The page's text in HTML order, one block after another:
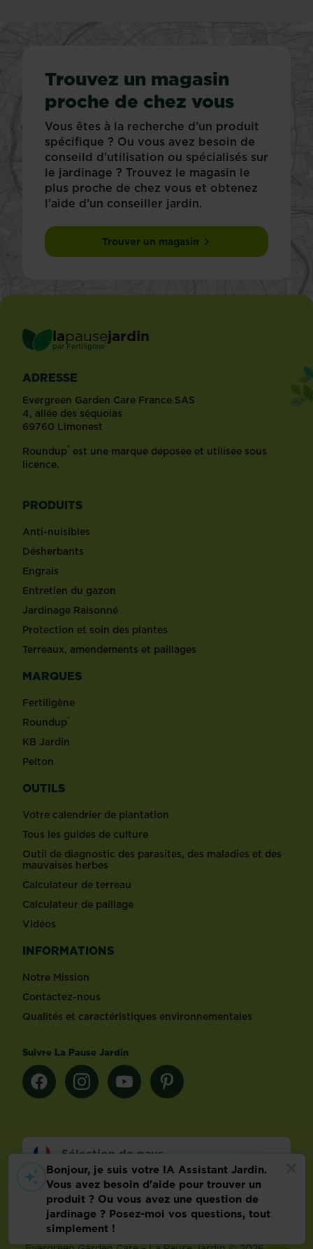
Trouvez un magasin
proche de chez vous
Vous êtes à la recherche d’un produit
spécifique ? Ou vous avez besoin de
conseild d’utilisation ou spécialisés sur
le jardinage ? Trouvez le magasin le
plus proche de chez vous et obtenez
l’aide d’un conseiller jardin.
Trouver un magasin
lapausejardin
par Fertiligène ®
ADRESSE
Evergreen Garden Care France SAS
4, allée des séquoias
69760 Limonest
Roundup® est une marque déposée et utilisée sous
licence.
PRODUITS
Anti-nuisibles
Désherbants
Engrais
Entretien du gazon
Jardinage Raisonné
Protection et soin des plantes
Terreaux, amendements et paillages
MARQUES
Fertiligène
Roundup®
KB Jardin
Pelton
OUTILS
Votre calendrier de plantation
Tous les guides de culture
Outil de diagnostic des parasites, des maladies et des
mauvaises herbes
Calculateur de terreau
Calculateur de paillage
Vidéos
INFORMATIONS
Notre Mission
Contactez-nous
Qualités et caractéristiques environnementales
Suivre La Pause Jardin
Sélection de pays
Footer
Mentions légalesFAQ
Politique relative aux données personnelles
Préférences de cookies